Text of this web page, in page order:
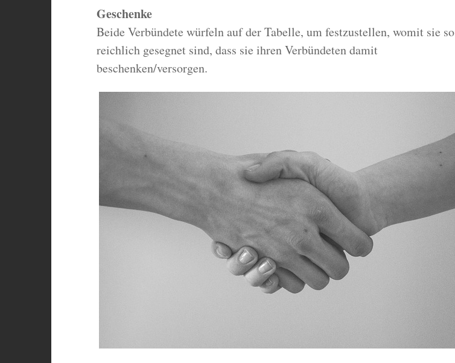
Geschenke
Beide Verbündete würfeln auf der Tabelle, um festzustellen, womit sie so
reichlich gesegnet sind, dass sie ihren Verbündeten damit
beschenken/versorgen.